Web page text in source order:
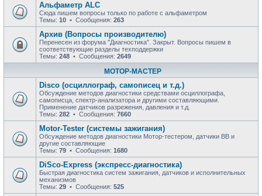
Альфаметр ALC
Сюда пишем вопросы только по работе с альфаметром
Темы: 10 • Сообщения: 263
Архив (Вопросы производителю)
Перенесен из форума "Диагностика". Закрыт. Вопросы пишем в
соответствующие разделы техподдержки
Темы: 248 • Сообщения: 2649
МОТОР-МАСТЕР
Disco (осциллограф, самописец и т.д.)
Обсуждение методов диагностики средствами осциллографа,
самописца, спектр-анализатора и другими составляющими.
Применение датчиков разрежения, давления и т.д.
Темы: 282 • Сообщения: 7660
Motor-Tester (системы зажигания)
Обсуждение методов диагностики Мотор-тестером, датчики ВВ и
другие составляющие
Темы: 79 • Сообщения: 1680
DiSco-Express (экспресс-диагностика)
Быстрая диагностика систем зажигания, датчиков и исполнительных
механизмов
Темы: 29 • Сообщения: 525